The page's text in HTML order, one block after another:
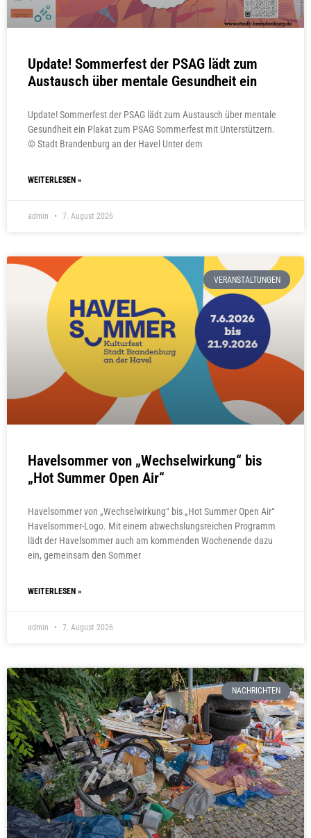
Update! Sommerfest der PSAG lädt zum
Austausch über mentale Gesundheit ein
Update! Sommerfest der PSAG lädt zum Austausch über mentale
Gesundheit ein Plakat zum PSAG Sommerfest mit Unterstützern.
© Stadt Brandenburg an der Havel Unter dem
WEITERLESEN »
admin 7. August 2026
VERANSTALTUNGEN
Havelsommer von „Wechselwirkung“ bis
„Hot Summer Open Air“
Havelsommer von „Wechselwirkung“ bis „Hot Summer Open Air“
Havelsommer-Logo. Mit einem abwechslungsreichen Programm
lädt der Havelsommer auch am kommenden Wochenende dazu
ein, gemeinsam den Sommer
WEITERLESEN »
admin 7. August 2026
NACHRICHTEN